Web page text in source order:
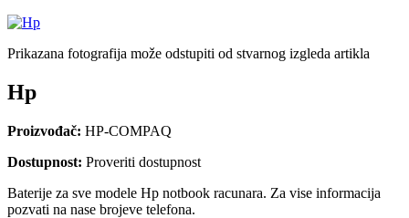
Prikazana fotografija može odstupiti od stvarnog izgleda artikla
Hp
Proizvođač: HP-COMPAQ
Dostupnost: Proveriti dostupnost
Baterije za sve modele Hp notbook racunara. Za vise informacija
pozvati na nase brojeve telefona.